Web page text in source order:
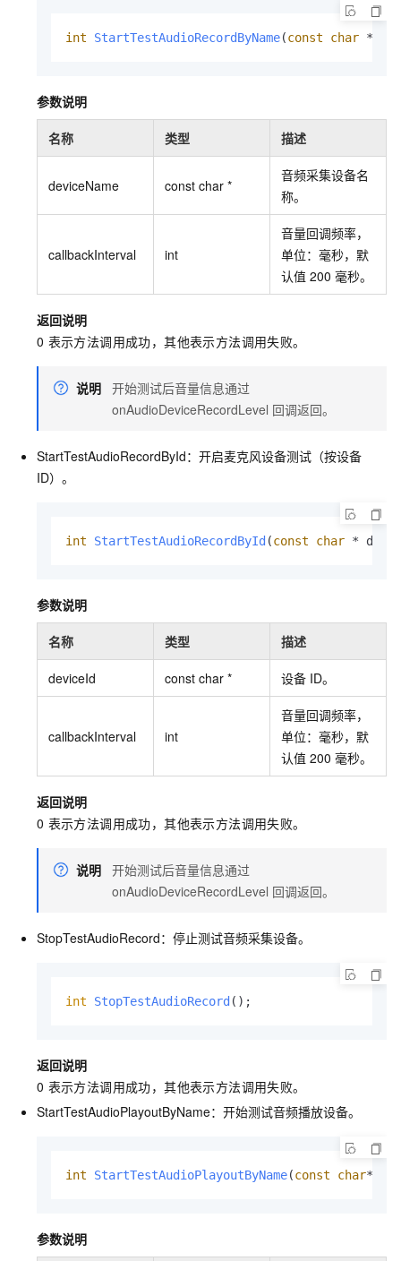
int StartTestAudioRecordByName(const char
参数说明
名称 类型 描述
deviceName const char *
音频采集设备名
称。
callbackInterval int
音量回调频率，
单位：毫秒，默
认值 200 毫秒。
返回说明
0 表示方法调用成功，其他表示方法调用失败。
说明 开始测试后音量信息通过
onAudioDeviceRecordLevel 回调返回。
StartTestAudioRecordById：开启麦克风设备测试（按设备
ID）。
int StartTestAudioRecordById (const char *
参数说明
名称 类型 描述
deviceId const char * 设备 ID。
callbackInterval int
音量回调频率，
单位：毫秒，默
认值 200 毫秒。
返回说明
0 表示方法调用成功，其他表示方法调用失败。
说明 开始测试后音量信息通过
onAudioDeviceRecordLevel 回调返回。
StopTestAudioRecord：停止测试音频采集设备。
int StopTestAudioRecord () ;
返回说明
0 表示方法调用成功，其他表示方法调用失败。
StartTestAudioPlayoutByName：开始测试音频播放设备。
int StartTestAudioPlayoutByName(const char*
参数说明